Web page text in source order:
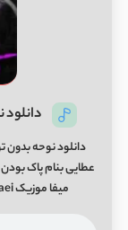
دانلود نوحه
عطایی بنام پاک
میفا موزیک Bedon To Donyamoon Nohe By Hassan Ataei